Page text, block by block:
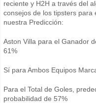
reciente y H2H a través del
consejos de los tipsters para
nuestra Predicción:
Aston Villa para el Ganador
61%
Sí para Ambos Equipos
Para el Total de Goles,
probabilidad de 57%